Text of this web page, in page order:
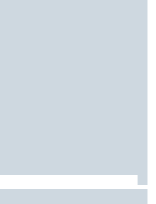
موتو جي بي: مارتين يقود